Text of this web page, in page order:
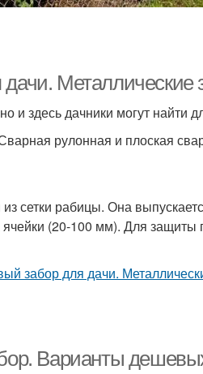
Металлические
и здесь дачники могут найти
рулонная и плоская
сетки рабицы. Она
(20-100 мм). Для защиты
Варианты